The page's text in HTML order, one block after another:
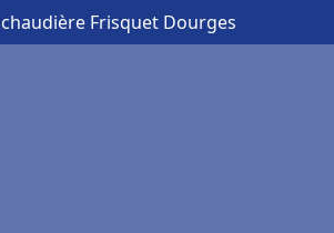
Frisquet Dourges